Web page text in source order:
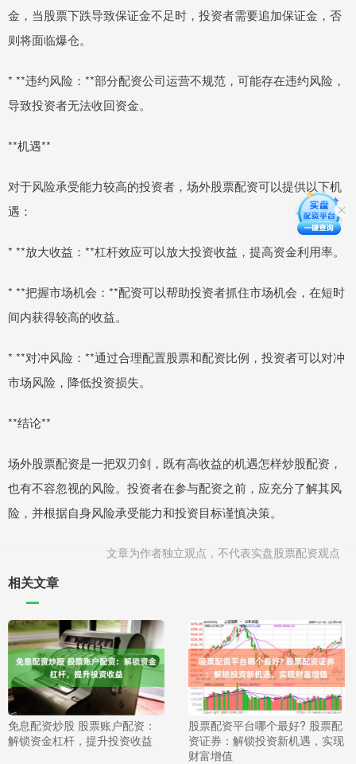
金，当股票下跌导致保证金不足时，投资者需要追加保证金，否
则将面临爆仓。
* **违约风险：**部分配资公司运营不规范，可能存在违约风险，
导致投资者无法收回资金。
**机遇**
对于风险承受能力较高的投资者，场外股票配资可以提供以下机
遇：
* **放大收益：**杠杆效应可以放大投资收益，提高资金利用率。
* **把握市场机会：**配资可以帮助投资者抓住市场机会，在短时
间内获得较高的收益。
* **对冲风险：**通过合理配置股票和配资比例，投资者可以对冲
市场风险，降低投资损失。
**结论**
场外股票配资是一把双刃剑，既有高收益的机遇怎样炒股配资，
也有不容忽视的风险。投资者在参与配资之前，应充分了解其风
险，并根据自身风险承受能力和投资目标谨慎决策。
文章为作者独立观点，不代表实盘股票配资观点
相关文章
免息配资炒股 股票账户配资：
解锁资金杠杆，提升投资收益
股票配资平台哪个最好? 股票配
资证券：解锁投资新机遇，实现
财富增值